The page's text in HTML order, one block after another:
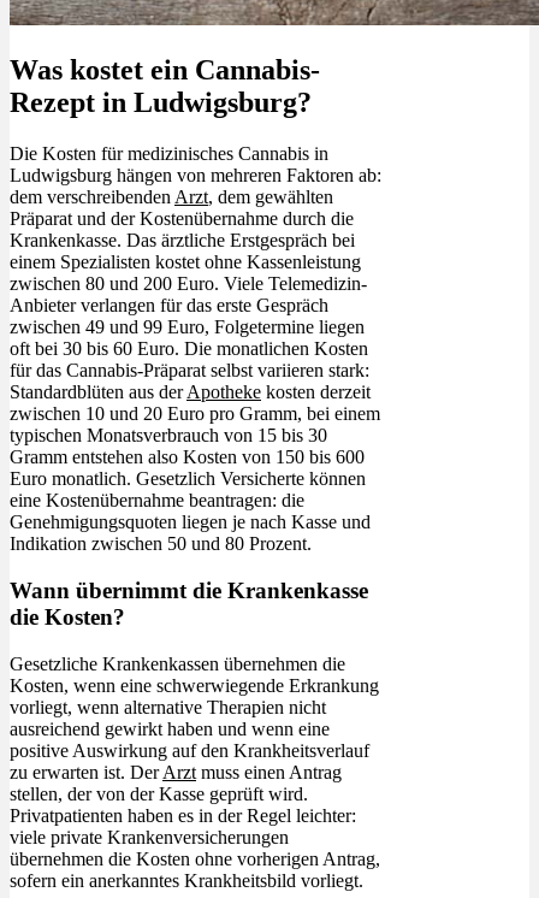
Was kostet ein Cannabis-
Rezept in Ludwigsburg?
Die Kosten für medizinisches Cannabis in
Ludwigsburg hängen von mehreren Faktoren ab:
dem verschreibenden Arzt, dem gewählten
Präparat und der Kostenübernahme durch die
Krankenkasse. Das ärztliche Erstgespräch bei
einem Spezialisten kostet ohne Kassenleistung
zwischen 80 und 200 Euro. Viele Telemedizin-
Anbieter verlangen für das erste Gespräch
zwischen 49 und 99 Euro, Folgetermine liegen
oft bei 30 bis 60 Euro. Die monatlichen Kosten
für das Cannabis-Präparat selbst variieren stark:
Standardblüten aus derApotheke kosten derzeit
zwischen 10 und 20 Euro pro Gramm, bei einem
typischen Monatsverbrauch von 15 bis 30
Gramm entstehen also Kosten von 150 bis 600
Euro monatlich. Gesetzlich Versicherte können
eine Kostenübernahme beantragen: die
Genehmigungsquoten liegen je nach Kasse und
Indikation zwischen 50 und 80 Prozent.
Wann übernimmt die Krankenkasse
die Kosten?
Gesetzliche Krankenkassen übernehmen die
Kosten, wenn eine schwerwiegende Erkrankung
vorliegt, wenn alternative Therapien nicht
ausreichend gewirkt haben und wenn eine
positive Auswirkung auf den Krankheitsverlauf
zu erwarten ist. DerArzt muss einen Antrag
stellen, der von der Kasse geprüft wird.
Privatpatienten haben es in der Regel leichter:
viele private Krankenversicherungen
übernehmen die Kosten ohne vorherigen Antrag,
sofern ein anerkanntes Krankheitsbild vorliegt.